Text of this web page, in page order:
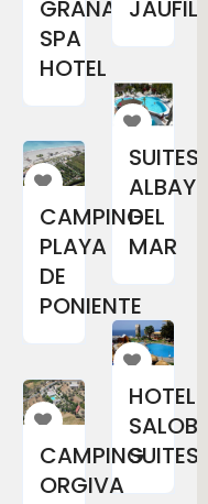
GRANADA
SPA
HOTEL
JAUFIL
SUITES
DEL
MAR
CAMPING
PLAYA
DE
PONIENTE
HOTEL
SUITES
CAMPING
ORGIVA